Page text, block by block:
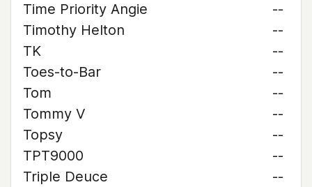
Time Priority Angie
--
Timothy Helton
--
TK
--
Toes-to-Bar
--
Tom
--
Tommy V
--
Topsy
--
TPT9000
--
Triple Deuce
--